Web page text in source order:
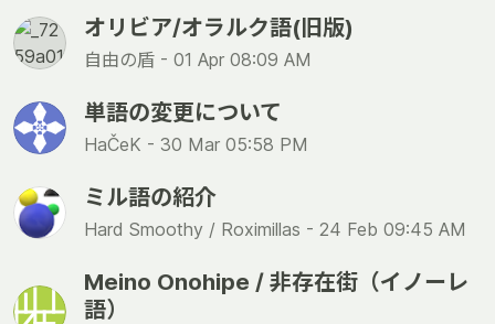
オリビア/オラルク語(旧版)
自由の盾 - 01 Apr 08:09 AM
単語の変更について
HaČeK - 30 Mar 05:58 PM
ミル語の紹介
Hard Smoothy / Roximillas - 24 Feb 09:45 AM
Meino Onohipe / 非存在街（イノーレ
語）